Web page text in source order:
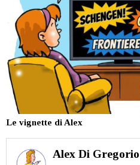
Le vignette di Alex
Alex Di Gregorio